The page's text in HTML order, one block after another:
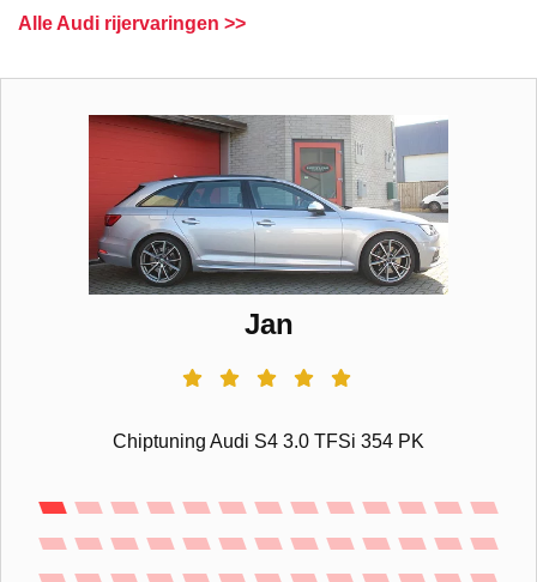
Alle Audi rijervaringen >>
Jan
Chiptuning Audi S4 3.0 TFSi 354 PK